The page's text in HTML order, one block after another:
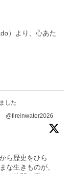
）より、心あた
した
@fireinwater2026
ら歴史をひら
な生きものが、